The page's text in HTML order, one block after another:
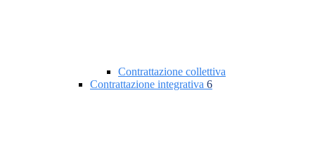
Contrattazione collettiva
Contrattazione integrativa 6